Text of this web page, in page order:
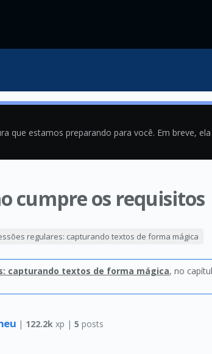
que estamos preparando para você. Em breve,
cumpre os requisitos
regulares: capturando textos de forma mágica
capturando textos de forma mágica, no
| 122.2k xp | 5 posts